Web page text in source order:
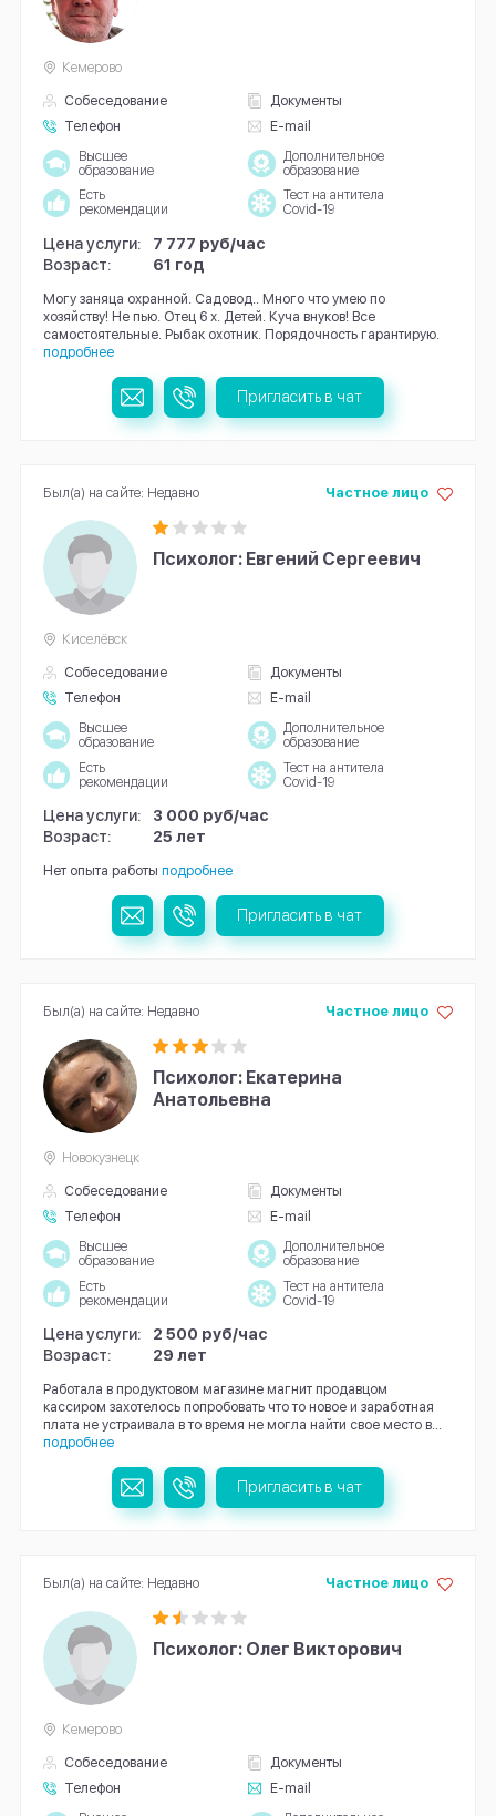
Собеседование
Документы
Телефон
E-mail
Кемерово
Высшее
образование
Дополнительное
образование
Есть
рекомендации
Тест на антитела
Covid-19
Цена услуги:
7 777 руб/час
Возраст:
61 год
Могу заняца охранной. Садовод.. Много что умею по
хозяйству! Не пью. Отец 6 х. Детей. Куча внуков! Все
самостоятельные. Рыбак охотник. Порядочность гарантирую.
подробнее
Пригласить в чат
Психолог: Евгений Сергеевич
Собеседование
Документы
Телефон
E-mail
Частное лицо
Киселёвск
Высшее
образование
Дополнительное
образование
Есть
рекомендации
Тест на антитела
Covid-19
Цена услуги:
3 000 руб/час
Возраст:
25 лет
Нет опыта работы подробнее
Был(а) на сайте: Недавно
Пригласить в чат
Психолог: Екатерина
Анатольевна
Собеседование
Документы
Телефон
E-mail
Частное лицо
Новокузнецк
Высшее
образование
Дополнительное
образование
Есть
рекомендации
Тест на антитела
Covid-19
Цена услуги:
2 500 руб/час
Возраст:
29 лет
Работала в продуктовом магазине магнит продавцом
кассиром захотелось попробовать что то новое и заработная
плата не устраивала в то время не могла найти свое место в...
подробнее
Был(а) на сайте: Недавно
Пригласить в чат
Психолог: Олег Викторович
Собеседование
Документы
Телефон
E-mail
Частное лицо
Кемерово
Был(а) на сайте: Недавно